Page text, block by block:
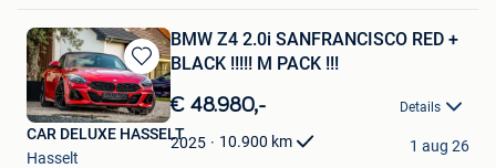
Bewaren
in
Mijn
Favorieten
BMW Z4 2.0i SANFRANCISCO RED +
BLACK !!!!! M PACK !!!
€ 48.980,- Details
2025 10.900 km
CAR DELUXE HASSELT
Hasselt
1 aug 26